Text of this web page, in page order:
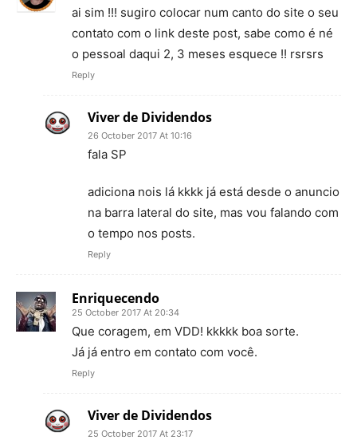
ai sim !!! sugiro colocar num canto do site o seu
contato com o link deste post, sabe como é né
o pessoal daqui 2, 3 meses esquece !! rsrsrs
Reply
Viver de Dividendos
26 October 2017 At 10:16
fala SP
adiciona nois lá kkkk já está desde o anuncio
na barra lateral do site, mas vou falando com
o tempo nos posts.
Reply
Enriquecendo
25 October 2017 At 20:34
Que coragem, em VDD! kkkkk boa sorte.
Já já entro em contato com você.
Reply
Viver de Dividendos
25 October 2017 At 23:17